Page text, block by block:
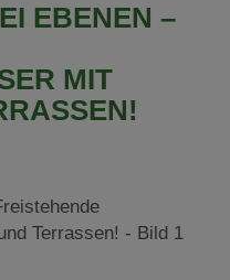
EBENEN –
MIT